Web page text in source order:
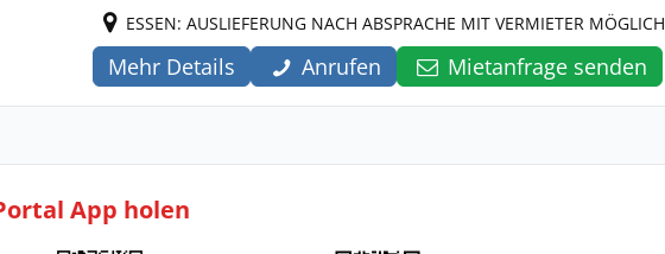
ESSEN: AUSLIEFERUNG NACH ABSPRACHE MIT VERMIETER MÖGLICH
Mehr Details Anrufen Mietanfrage senden
App holen